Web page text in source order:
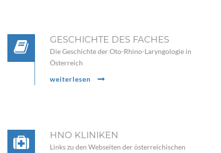
GESCHICHTE DES FACHES
Die Geschichte der Oto-Rhino-Laryngologie in
Österreich
weiterlesen
HNO KLINIKEN
Links zu den Webseiten der österreichischen